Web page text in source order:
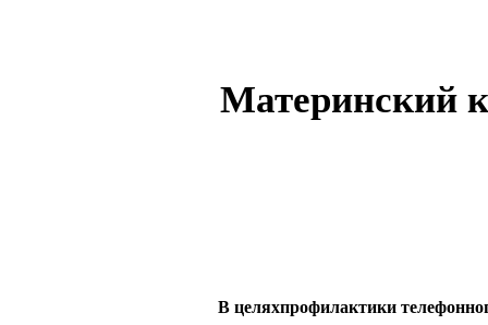
Материнский
В целяхпрофилактики